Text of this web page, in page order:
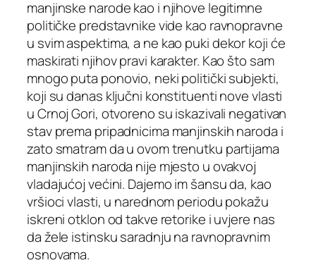
manjinske narode kao i njihove legitimne
političke predstavnike vide kao ravnopravne
u svim aspektima, a ne kao puki dekor koji će
maskirati njihov pravi karakter. Kao što sam
mnogo puta ponovio, neki politički subjekti,
koji su danas ključni konstituenti nove vlasti
u Crnoj Gori, otvoreno su iskazivali negativan
stav prema pripadnicima manjinskih naroda i
zato smatram da u ovom trenutku partijama
manjinskih naroda nije mjesto u ovakvoj
vladajućoj većini. Dajemo im šansu da, kao
vršioci vlasti, u narednom periodu pokažu
iskreni otklon od takve retorike i uvjere nas
da žele istinsku saradnju na ravnopravnim
osnovama.